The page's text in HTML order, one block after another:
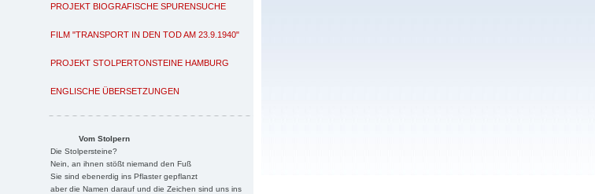
PROJEKT BIOGRAFISCHE SPURENSUCHE
FILM "TRANSPORT IN DEN TOD AM 23.9.1940"
PROJEKT STOLPERTONSTEINE HAMBURG
ENGLISCHE ÜBERSETZUNGEN
Vom Stolpern
Die Stolpersteine?
Nein, an ihnen stößt niemand den Fuß
Sie sind ebenerdig ins Pflaster gepflanzt
aber die Namen darauf und die Zeichen sind uns ins